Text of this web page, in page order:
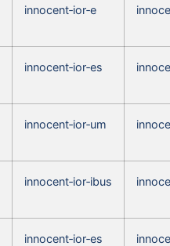
innocent‑ior‑e
innocent‑ior‑es
innocent‑ior‑um
innocent‑ior‑ibus
innocent‑ior‑es